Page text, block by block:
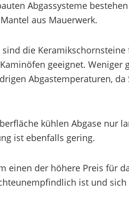
Abgassysteme
aus Mauerwerk.
die
geeignet. Weniger
Abgastemperaturen,
kühlen Abgase nur
ist ebenfalls gering.
einen der höhere Preis für
ist und sich